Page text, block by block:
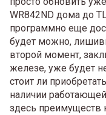
WR842ND дома до
программно еще
будет можно,
второй момент,
железе, уже будет
стоит ли
наличии
здесь преимуществ